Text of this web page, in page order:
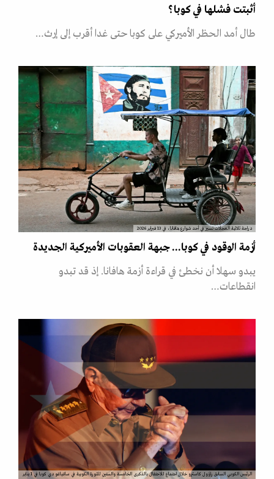
أثبتت فشلها في كوبا؟
طال أمد الحظر الأميركي على كوبا حتى غدا أقرب إلى إرث…
دراجة ثلاثية العجلات تسير في أحد شوارع هافانا، في 13 فبراير 2026
أزمة الوقود في كوبا... جبهة العقوبات الأميركية الجديدة
يبدو سهلا أن نخطئ في قراءة أزمة هافانا. إذ قد تبدو
انقطاعات…
الرئيس الكوبي السابق راؤول كاسترو خلال اجتماع للاحتفال بالذكرى الخامسة والستين للثورة الكوبية في سانتياغو دي كوبا في 1 يناير